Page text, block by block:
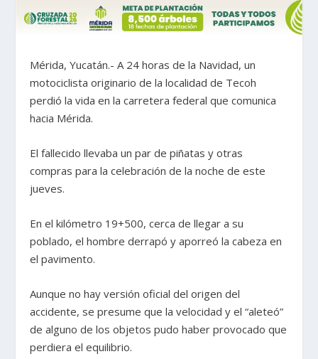
Mérida, Yucatán.- A 24 horas de la Navidad, un
motociclista originario de la localidad de Tecoh
perdió la vida en la carretera federal que comunica
hacia Mérida.
El fallecido llevaba un par de piñatas y otras
compras para la celebración de la noche de este
jueves.
En el kilómetro 19+500, cerca de llegar a su
poblado, el hombre derrapó y aporreó la cabeza en
el pavimento.
Aunque no hay versión oficial del origen del
accidente, se presume que la velocidad y el “aleteó”
de alguno de los objetos pudo haber provocado que
perdiera el equilibrio.